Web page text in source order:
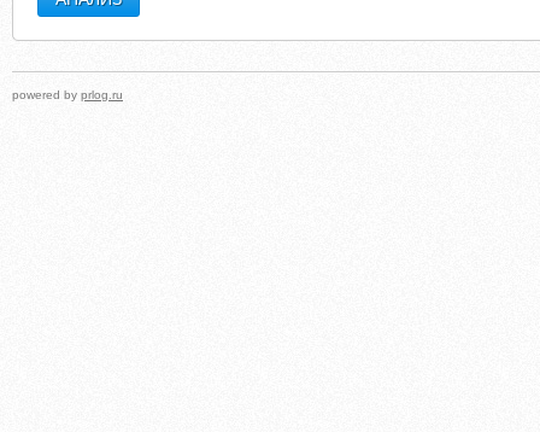
powered by prlog.ru